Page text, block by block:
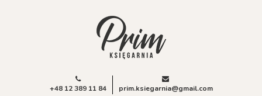
+48 12 389 11 84 prim.ksiegarnia@gmail.com